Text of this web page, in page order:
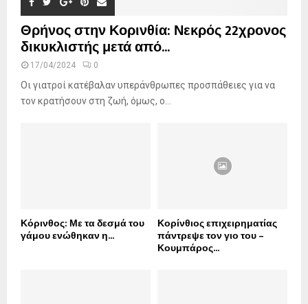
Θρήνος στην Κορινθία: Νεκρός 22χρονος
δικυκλιστής μετά από...
17/04/2024 0
Οι γιατροί κατέβαλαν υπεράνθρωπες προσπάθειες για να
τον κρατήσουν στη ζωή, όμως, ο...
Κόρινθος: Με τα δεσμά του
γάμου ενώθηκαν η...
Κορίνθιος επιχειρηματίας
πάντρεψε τον γιο του –
Κουμπάρος...